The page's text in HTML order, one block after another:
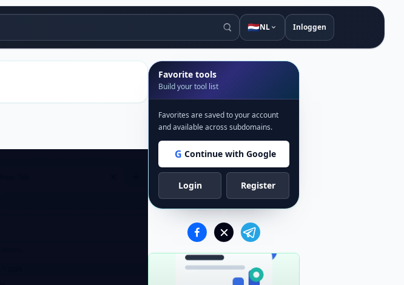
🇳🇱NL Inloggen
Favorite tools
Build your tool list
Favorites are saved to your account
and available across subdomains.
G Continue with Google
Login Register